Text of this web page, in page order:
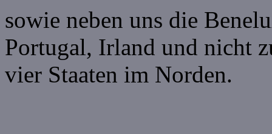
sowie neben uns die
Portugal, Irland und nicht
vier Staaten im Norden.